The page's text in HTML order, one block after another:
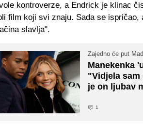
kontroverze, a Endrick je klinac
film koji svi znaju. Sada se ispričao,
slavlja".
Zajedno će put
Manekenka
"Vidjela sam
je on ljubav
1